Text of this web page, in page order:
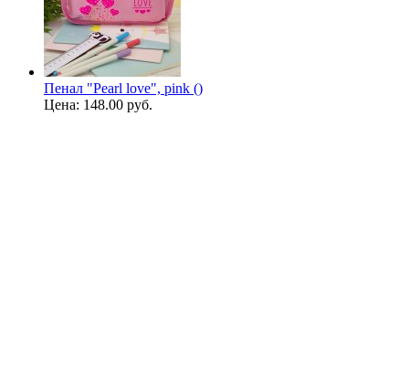
Пенал "Pearl love", pink ()
Цена: 148.00 руб.